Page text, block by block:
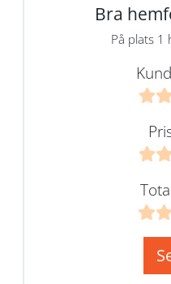
Bra
På plats 1